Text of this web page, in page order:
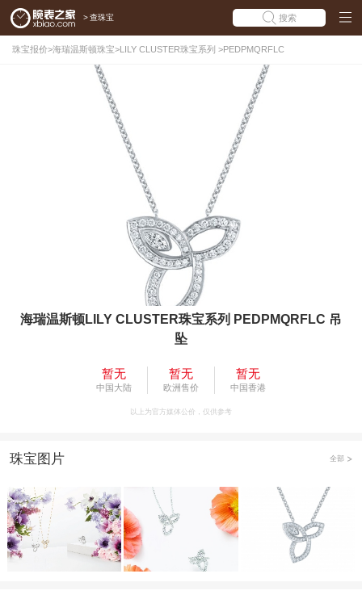
> 查珠宝 搜索
珠宝报价>海瑞温斯顿珠宝>LILY CLUSTER珠宝系列 >PEDPMQRFLC
海瑞温斯顿LILY CLUSTER珠宝系列 PEDPMQRFLC 吊
坠
暂无
中国大陆
暂无
欧洲售价
暂无
中国香港
以上为官方媒体公价，仅供参考
珠宝图片 全部